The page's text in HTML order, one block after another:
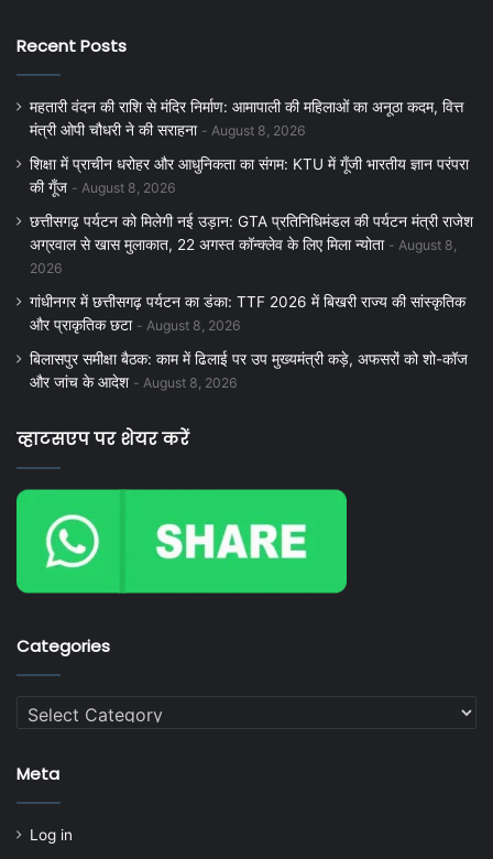
Recent Posts
महतारी वंदन की राशि से मंदिर निर्माण: आमापाली की महिलाओं का अनूठा कदम, वित्त
मंत्री ओपी चौधरी ने की सराहना
August 8, 2026
शिक्षा में प्राचीन धरोहर और आधुनिकता का संगम: KTU में गूँजी भारतीय ज्ञान परंपरा
की गूँज
August 8, 2026
छत्तीसगढ़ पर्यटन को मिलेगी नई उड़ान: GTA प्रतिनिधिमंडल की पर्यटन मंत्री राजेश
अग्रवाल से खास मुलाकात, 22 अगस्त कॉन्क्लेव के लिए मिला न्योता
August 8,
2026
गांधीनगर में छत्तीसगढ़ पर्यटन का डंका: TTF 2026 में बिखरी राज्य की सांस्कृतिक
और प्राकृतिक छटा
August 8, 2026
बिलासपुर समीक्षा बैठक: काम में ढिलाई पर उप मुख्यमंत्री कड़े, अफसरों को शो-कॉज
और जांच के आदेश
August 8, 2026
व्हाटसएप पर शेयर करें
Categories
Categories
Meta
Log in